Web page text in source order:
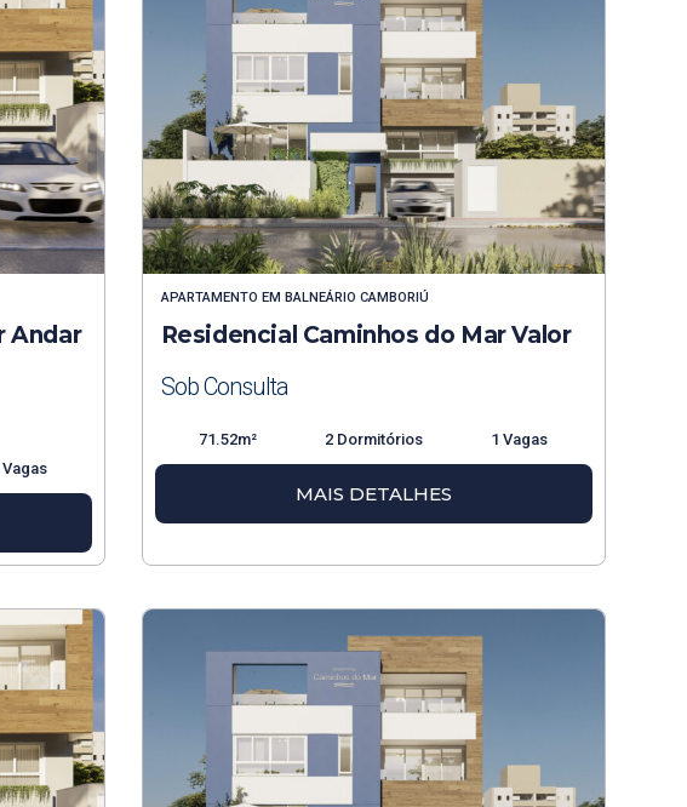
Andar
Vagas
APARTAMENTO EM BALNEÁRIO CAMBORIÚ
Residencial Caminhos do Mar Valor
Sob Consulta
71.52m² 2 Dormitórios 1 Vagas
MAIS DETALHES